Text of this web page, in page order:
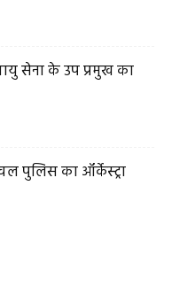
सेना के उप प्रमुख का
पुलिस का ऑर्केस्ट्रा